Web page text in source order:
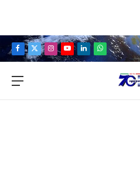
Facebook
X
Instagram
YouTubeLinkedInWhatsApp